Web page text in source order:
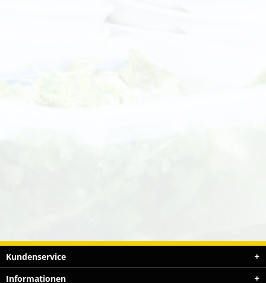
Kundenservice
Informationen